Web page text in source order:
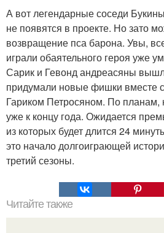
А вот легендарные соседи
не появятся в проекте. Но зато
возвращение пса барона. Увы,
играли обаятельного героя уже
Сарик и Гевонд андреасяны
придумали новые фишки вместе
Гариком Петросяном. По
уже к концу года. Ожидается
из которых будет длится 24
это начало долгоиграющей
третий сезоны.
Читайте также